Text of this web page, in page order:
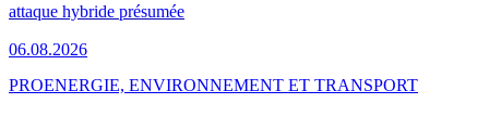
attaque hybride présumée
06.08.2026
PROENERGIE, ENVIRONNEMENT ET TRANSPORT